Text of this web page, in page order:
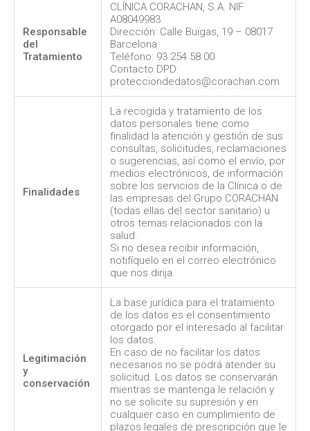
Responsable
del
Tratamiento
CLÍNICA CORACHAN, S.A. NIF
A08049983
Dirección: Calle Buïgas, 19 – 08017
Barcelona
Teléfono: 93 254 58 00
Contacto DPD:
protecciondedatos@corachan.com
Finalidades
La recogida y tratamiento de los
datos personales tiene como
finalidad la atención y gestión de sus
consultas, solicitudes, reclamaciones
o sugerencias, así como el envío, por
medios electrónicos, de información
sobre los servicios de la Clínica o de
las empresas del Grupo CORACHAN
(todas ellas del sector sanitario) u
otros temas relacionados con la
salud.
Si no desea recibir información,
notifíquelo en el correo electrónico
que nos dirija.
Legitimación
y
conservación
La base jurídica para el tratamiento
de los datos es el consentimiento
otorgado por el interesado al facilitar
los datos.
En caso de no facilitar los datos
necesarios no se podrá atender su
solicitud. Los datos se conservarán
mientras se mantenga le relación y
no se solicite su supresión y en
cualquier caso en cumplimiento de
plazos legales de prescripción que le